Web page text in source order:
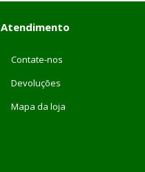
Atendimento
Contate-nos
Devoluções
Mapa da loja